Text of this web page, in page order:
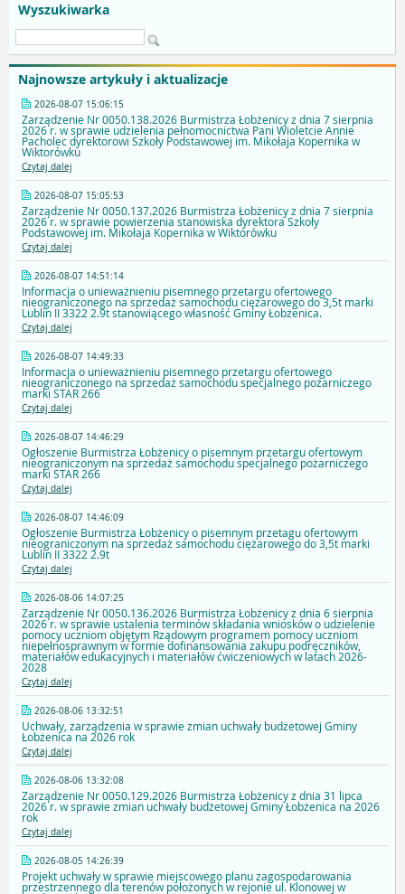
Wyszukiwarka
Najnowsze artykuły i aktualizacje
2026-08-07 15:06:15
Zarządzenie Nr 0050.138.2026 Burmistrza Łobżenicy z dnia 7 sierpnia
2026 r. w sprawie udzielenia pełnomocnictwa Pani Wioletcie Annie
Pacholec dyrektorowi Szkoły Podstawowej im. Mikołaja Kopernika w
Wiktorówku
Czytaj dalej
2026-08-07 15:05:53
Zarządzenie Nr 0050.137.2026 Burmistrza Łobżenicy z dnia 7 sierpnia
2026 r. w sprawie powierzenia stanowiska dyrektora Szkoły
Podstawowej im. Mikołaja Kopernika w Wiktorówku
Czytaj dalej
2026-08-07 14:51:14
Informacja o unieważnieniu pisemnego przetargu ofertowego
nieograniczonego na sprzedaż samochodu ciężarowego do 3,5t marki
Lublin II 3322 2.9t stanowiącego własność Gminy Łobżenica.
Czytaj dalej
2026-08-07 14:49:33
Informacja o unieważnieniu pisemnego przetargu ofertowego
nieograniczonego na sprzedaż samochodu specjalnego pożarniczego
marki STAR 266
Czytaj dalej
2026-08-07 14:46:29
Ogłoszenie Burmistrza Łobżenicy o pisemnym przetargu ofertowym
nieograniczonym na sprzedaż samochodu specjalnego pożarniczego
marki STAR 266
Czytaj dalej
2026-08-07 14:46:09
Ogłoszenie Burmistrza Łobżenicy o pisemnym przetagu ofertowym
nieograniczonym na sprzedaż samochodu ciężarowego do 3,5t marki
Lublin II 3322 2.9t
Czytaj dalej
2026-08-06 14:07:25
Zarządzenie Nr 0050.136.2026 Burmistrza Łobżenicy z dnia 6 sierpnia
2026 r. w sprawie ustalenia terminów składania wniosków o udzielenie
pomocy uczniom objętym Rządowym programem pomocy uczniom
niepełnosprawnym w formie dofinansowania zakupu podręczników,
materiałów edukacyjnych i materiałów ćwiczeniowych w latach 2026-
2028
Czytaj dalej
2026-08-06 13:32:51
Uchwały, zarządzenia w sprawie zmian uchwały budżetowej Gminy
Łobżenica na 2026 rok
Czytaj dalej
2026-08-06 13:32:08
Zarządzenie Nr 0050.129.2026 Burmistrza Łobżenicy z dnia 31 lipca
2026 r. w sprawie zmian uchwały budżetowej Gminy Łobżenica na 2026
rok
Czytaj dalej
2026-08-05 14:26:39
Projekt uchwały w sprawie miejscowego planu zagospodarowania
przestrzennego dla terenów położonych w rejonie ul. Klonowej w